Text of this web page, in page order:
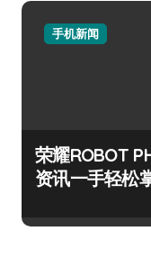
手机新闻
荣耀ROBOT
资讯一手轻松